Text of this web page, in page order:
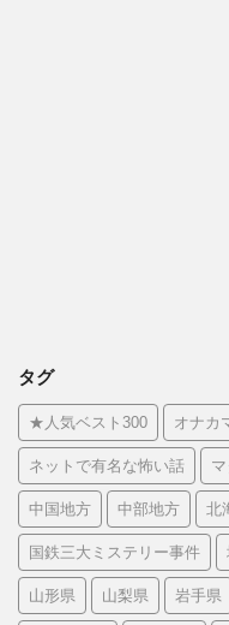
タグ
★人気ベスト300 オナカ
ネットで有名な怖い話
中国地方 中部地方 北
国鉄三大ミステリー事件
山形県 山梨県 岩手県